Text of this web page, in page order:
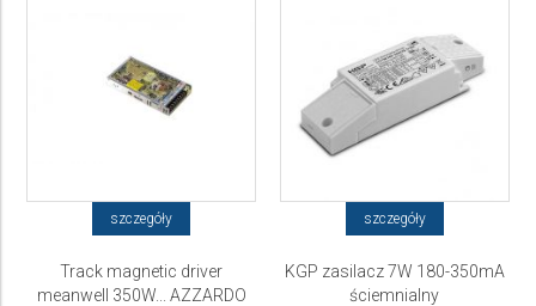
szczegóły
Track magnetic driver
meanwell 350W... AZZARDO
szczegóły
KGP zasilacz 7W 180-350mA
ściemnialny